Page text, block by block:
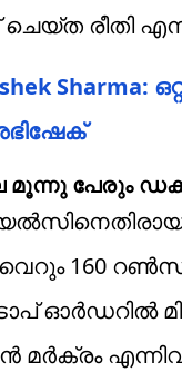
രീതി
മൂന്നു പേരും
വെറും 160
ഓര്‍ഡറില്‍